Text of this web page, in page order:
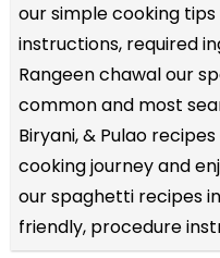
our simple cooking
instructions, required
Rangeen chawal our
common and most
Biryani, & Pulao
cooking journey and
our spaghetti recipes
friendly, procedure